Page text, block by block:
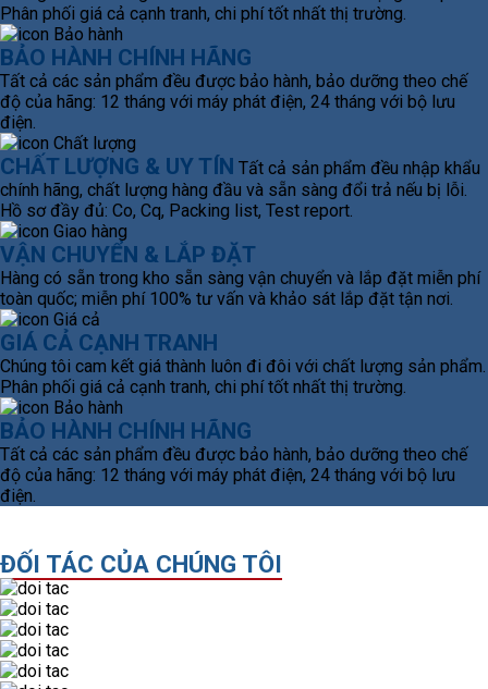
Phân phối giá cả cạnh tranh, chi phí tốt nhất thị trường.
BẢO HÀNH CHÍNH HÃNG
Tất cả các sản phẩm đều được bảo hành, bảo dưỡng theo chế
độ của hãng: 12 tháng với máy phát điện, 24 tháng với bộ lưu
điện.
CHẤT LƯỢNG & UY TÍN Tất cả sản phẩm đều nhập khẩu
chính hãng, chất lượng hàng đầu và sẵn sàng đổi trả nếu bị lỗi.
Hồ sơ đầy đủ: Co, Cq, Packing list, Test report.
VẬN CHUYỂN & LẮP ĐẶT
Hàng có sẵn trong kho sẵn sàng vận chuyển và lắp đặt miễn phí
toàn quốc; miễn phí 100% tư vấn và khảo sát lắp đặt tận nơi.
GIÁ CẢ CẠNH TRANH
Chúng tôi cam kết giá thành luôn đi đôi với chất lượng sản phẩm.
Phân phối giá cả cạnh tranh, chi phí tốt nhất thị trường.
BẢO HÀNH CHÍNH HÃNG
Tất cả các sản phẩm đều được bảo hành, bảo dưỡng theo chế
độ của hãng: 12 tháng với máy phát điện, 24 tháng với bộ lưu
điện.
ĐỐI TÁC CỦA CHÚNG TÔI